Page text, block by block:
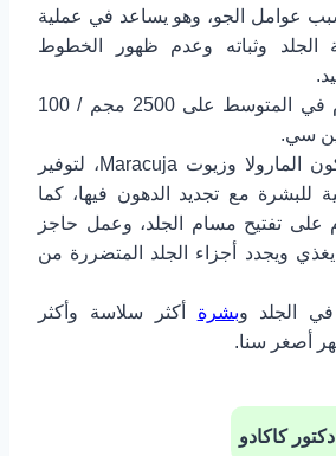
عوامل الجو، وهو يساعد في عملية
الجلد وثباته وعدم ظهور الخطوط
يحتوي السيروم في المتوسط على 2500 مجم / 100
سي.
يحتوي على مكون المارولا وزيوت Maracuja، لتوفير
للبشرة مع تجديد الدهون فيها، كما
على تفتيح مسام الجلد، وعمل حاجز
ويجدد أجزاء الجلد المتضررة من
في الجلد وبشرة أكثر سلاسة وأكثر
أصغر سنا.
كاكادو